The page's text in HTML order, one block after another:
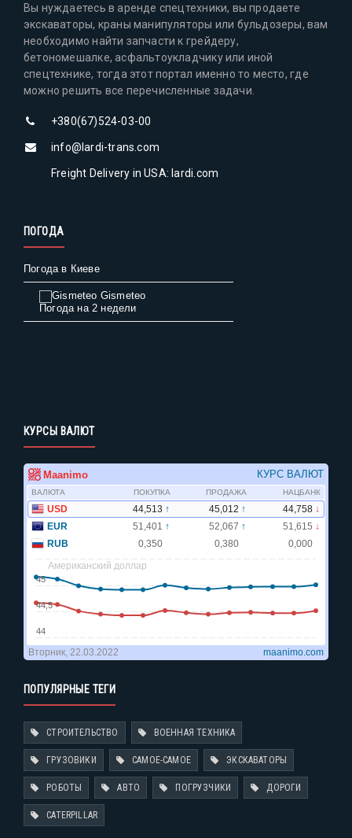
Вы нуждаетесь в аренде спецтехники, вы продаете
экскаваторы, краны манипуляторы или бульдозеры, вам
необходимо найти запчасти к грейдеру,
бетономешалке, асфальтоукладчику или иной
спецтехнике, тогда этот портал именно то место, где
можно решить все перечисленные задачи.
+380(67)524-03-00
info@lardi-trans.com
Freight Delivery in USA: lardi.com
ПОГОДА
Погода в Киеве
Gismeteo
Погода на 2 недели
КУРСЫ ВАЛЮТ
ПОПУЛЯРНЫЕ ТЕГИ
СТРОИТЕЛЬСТВО ВОЕННАЯ ТЕХНИКА
ГРУЗОВИКИ САМОЕ-САМОЕ ЭКСКАВАТОРЫ
РОБОТЫ АВТО ПОГРУЗЧИКИ ДОРОГИ
CATERPILLAR